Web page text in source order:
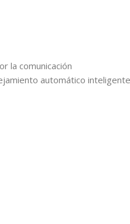
la comunicación
automático inteligente